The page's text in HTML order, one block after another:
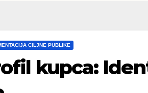
CILJNE PUBLIKE
kupca: